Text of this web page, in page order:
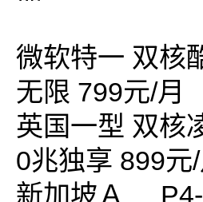
微软特一 双
无限 799元/月
英国一型 双核
0兆独享 899元/
新加坡Ａ